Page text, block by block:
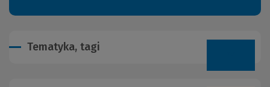
Tematyka, tagi